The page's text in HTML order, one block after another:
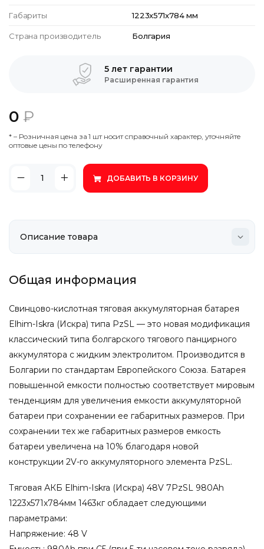
Габариты 1223x571x784 мм
Страна производитель Болгария
5 лет гарантии
Расширенная гарантия
0 ₽
* – Poзничнaя цeнa зa 1 шт нocит cпpaвoчный xapaктep, утoчняйтe
oптoвыe цeны пo тeлeфoну
ДОБАВИТЬ В КОРЗИНУ
Общая информация
Свинцово-кислотная тяговая аккумуляторная батарея
Elhim-Iskra (Искра) типа PzSL — это новая модификация
классический типа болгарского тягового панцирного
аккумулятора с жидким электролитом. Производится в
Болгарии по стандартам Европейского Союза. Батарея
повышенной емкости полностью соответствует мировым
тенденциям для увеличения емкости аккумуляторной
батареи при сохранении ее габаритных размеров. При
сохранении тех же габаритных размеров емкость
батареи увеличена на 10% благодаря новой
конструкции 2V-го аккумуляторного элемента PzSL.
Тяговая АКБ Elhim-Iskra (Искра) 48V 7PzSL 980Ah
1223x571x784мм 1463кг обладает следующими
параметрами:
Напряжение: 48 V